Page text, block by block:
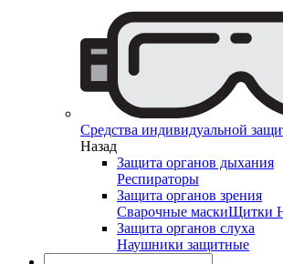
Средства индивидуальной
Назад
Защита органов дыхания
Респираторы
Защита органов зрения
Сварочные маскиЩитки
Защита органов слуха
Наушники защитные